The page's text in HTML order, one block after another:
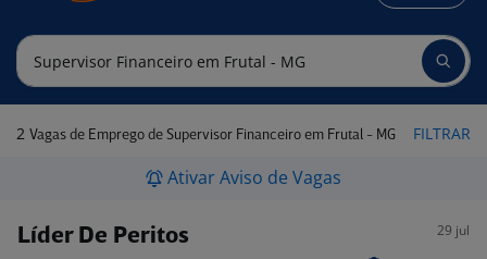
2 Vagas de Emprego de Supervisor Financeiro em Frutal - MG FILTRAR
Ativar Aviso de Vagas
Líder De Peritos 29 jul